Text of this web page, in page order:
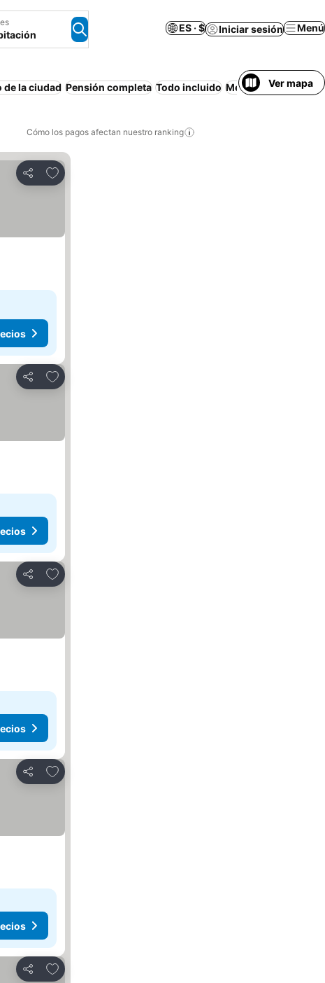
ES · $ Iniciar sesión Menú
de la ciudad Pensión completa Todo incluido Media pensión
Ver mapa
Cómo los pagos afectan nuestro ranking
Compartir
Agregar a favoritos
Compartir
Agregar a favoritos
Compartir
Agregar a favoritos
Compartir
Agregar a favoritos
Compartir
Agregar a favoritos